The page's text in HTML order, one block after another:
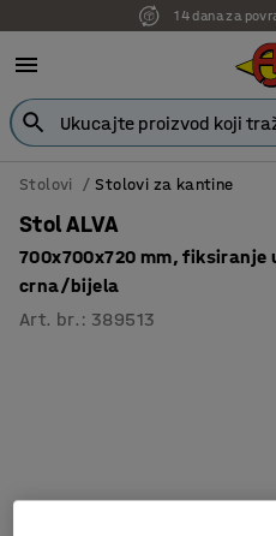
14 dana za
7
Stolovi Stolovi za kantine
Stol ALVA
700x700x720 mm, fiksiranje
crna/bijela
Art. br. : 389513